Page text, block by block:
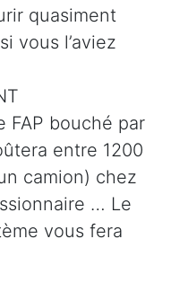
quasiment
vous l’aviez
FAP bouché par
entre 1200
camion) chez
… Le
vous fera